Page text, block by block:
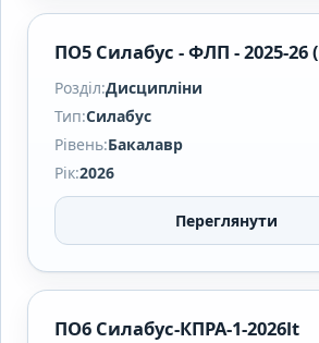
ПО5 Силабус - ФЛП - 2025-26
Розділ:Дисципліни
Тип:Силабус
Рівень:Бакалавр
Рік:2026
Переглянути
ПО6 Силабус-КПРА-1-2026lt